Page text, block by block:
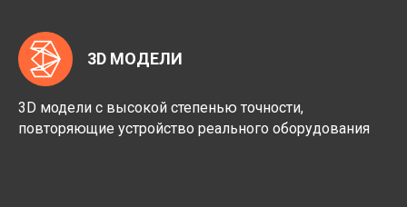
3D МОДЕЛИ
3D модели с высокой степенью точности,
повторяющие устройство реального оборудования